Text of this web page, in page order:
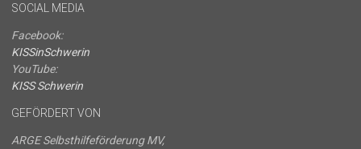
SOCIAL MEDIA
Facebook:
KISSinSchwerin
YouTube:
KISS Schwerin
GEFÖRDERT VON
ARGE Selbsthilfeförderung MV,